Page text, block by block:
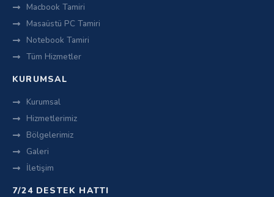
Macbook Tamiri
Masaüstü PC Tamiri
Notebook Tamiri
Tüm Hizmetler
KURUMSAL
Kurumsal
Hizmetlerimiz
Bölgelerimiz
Galeri
İletişim
7/24 DESTEK HATTI